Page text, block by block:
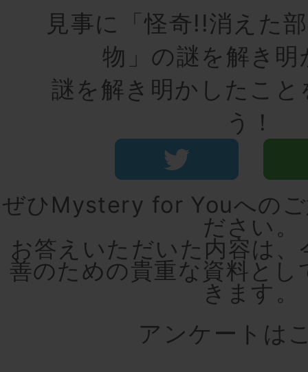
見事に「怪奇!!消えた
物」の謎を解き明
謎を解き明かしたこ
う！
ぜひMystery for Youへの
ださい。
お答えいただいた内容は
善のための貴重な資料と
きます。
アンケートは